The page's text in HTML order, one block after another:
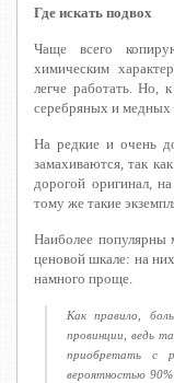
Где искать подвох
Чаще всего
химическим
легче работать. Но,
серебряных и медных
На редкие и очень
замахиваются, так
дорогой оригинал,
тому же такие
Наиболее популярны
ценовой шкале: на
намного проще.
Как правило,
провинции, ведь
приобретать с
вероятностью